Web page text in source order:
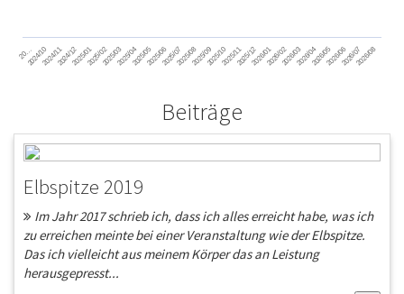
20…2024/102024/112024/122025/012025/022025/032025/042025/052025/062025/072025/082025/092025/102025/112025/122026/012026/022026/032026/042026/052026/062026/072026/08
Beiträge
Elbspitze 2019
Im Jahr 2017 schrieb ich, dass ich alles erreicht habe, was ich
zu erreichen meinte bei einer Veranstaltung wie der Elbspitze.
Das ich vielleicht aus meinem Körper das an Leistung
herausgepresst...